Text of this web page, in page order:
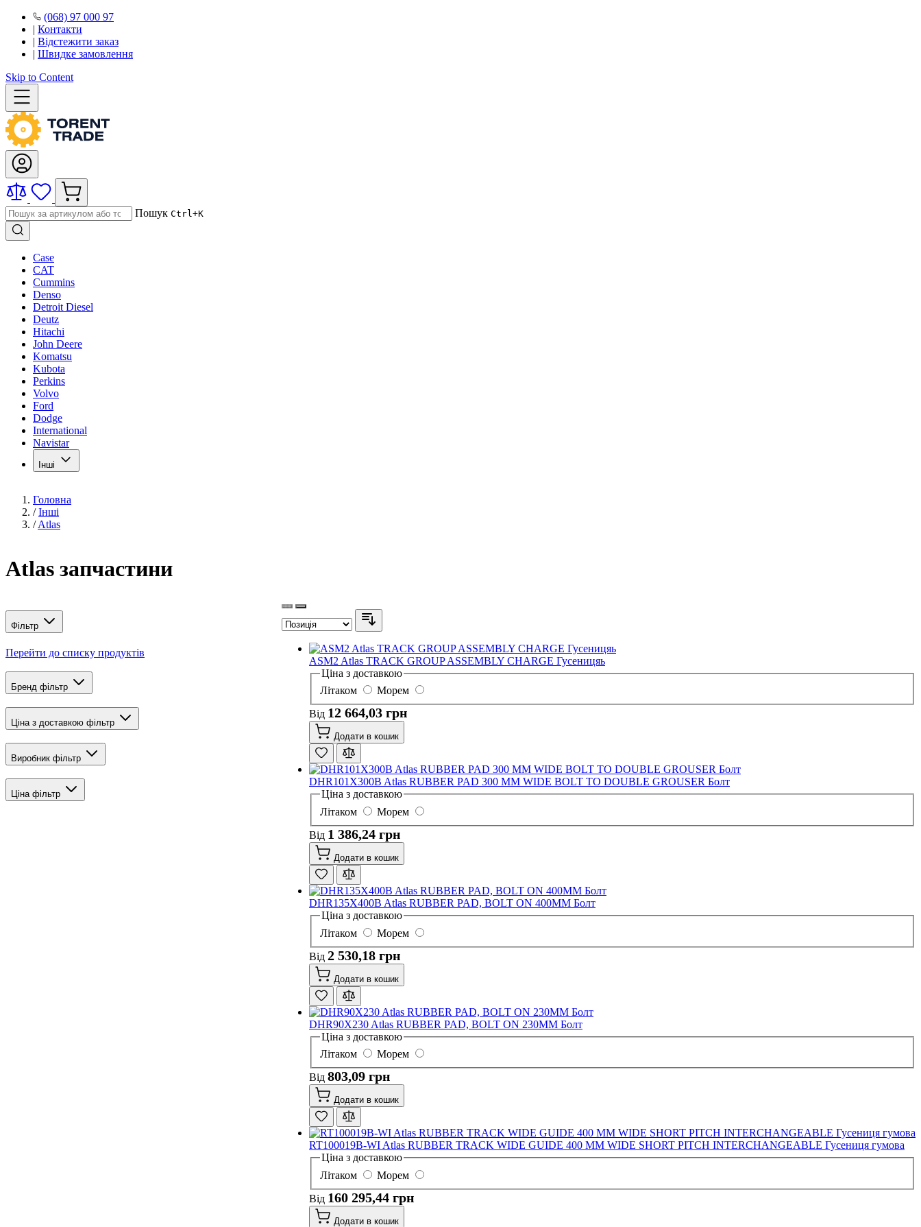
(068) 97 000 97
| Контакти
| Відстежити заказ
| Швидке замовлення
Skip to Content
Пошук Ctrl+K
Case
CAT
Cummins
Denso
Detroit Diesel
Deutz
Hitachi
John Deere
Komatsu
Kubota
Perkins
Volvo
Ford
Dodge
International
Navistar
Інші
Головна
/ Інші
/ Atlas
Atlas запчастини
Фільтр
Перейти до списку продуктів
Бренд фільтр
Ціна з доставкою фільтр
Виробник фільтр
Ціна фільтр
ASM2 Atlas TRACK GROUP ASSEMBLY CHARGE Гусеницяь
Ціна з доставкою
Літаком
Морем
Від 12 664,03 грн
Додати в кошик
DHR101X300B Atlas RUBBER PAD 300 MM WIDE BOLT TO DOUBLE GROUSER Болт
Ціна з доставкою
Літаком
Морем
Від 1 386,24 грн
Додати в кошик
DHR135X400B Atlas RUBBER PAD, BOLT ON 400MM Болт
Ціна з доставкою
Літаком
Морем
Від 2 530,18 грн
Додати в кошик
DHR90X230 Atlas RUBBER PAD, BOLT ON 230MM Болт
Ціна з доставкою
Літаком
Морем
Від 803,09 грн
Додати в кошик
RT100019B-WI Atlas RUBBER TRACK WIDE GUIDE 400 MM WIDE SHORT PITCH INTERCHANGEABLE Гусениця гумова
Ціна з доставкою
Літаком
Морем
Від 160 295,44 грн
Додати в кошик